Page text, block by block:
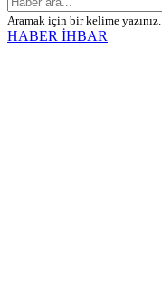
Aramak için bir kelime yazınız.
HABER İHBAR